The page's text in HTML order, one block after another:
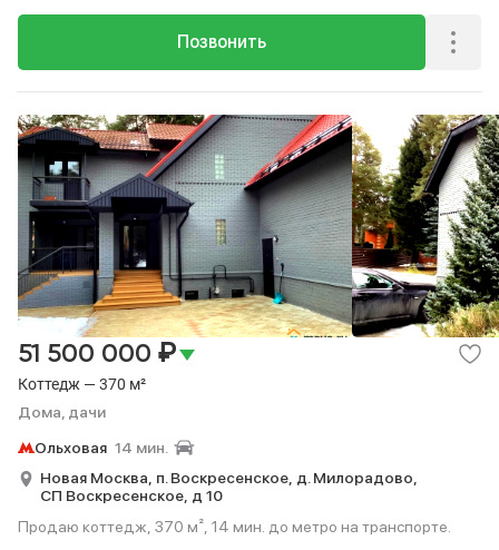
Позвонить
Коттедж — 370 м²
Дома, дачи
51 500 000 ₽
Ольховая 14 мин.
Новая Москва, п. Воскресенское, д. Милорадово,
СП Воскресенское, д 10
Продаю коттедж, 370 м², 14 мин. до метро на транспорте.